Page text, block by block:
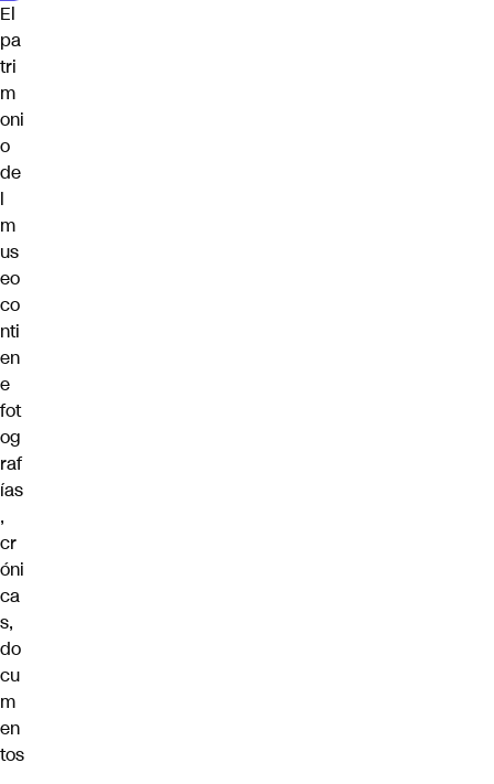
El
pa
tri
m
oni
o
de
l
m
us
eo
co
nti
en
e
fot
og
raf
ías
,
cr
óni
ca
s,
do
cu
m
en
tos